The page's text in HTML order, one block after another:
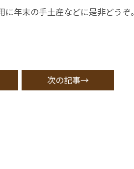
年末の手土産などに是非どうぞ。
次の記事→